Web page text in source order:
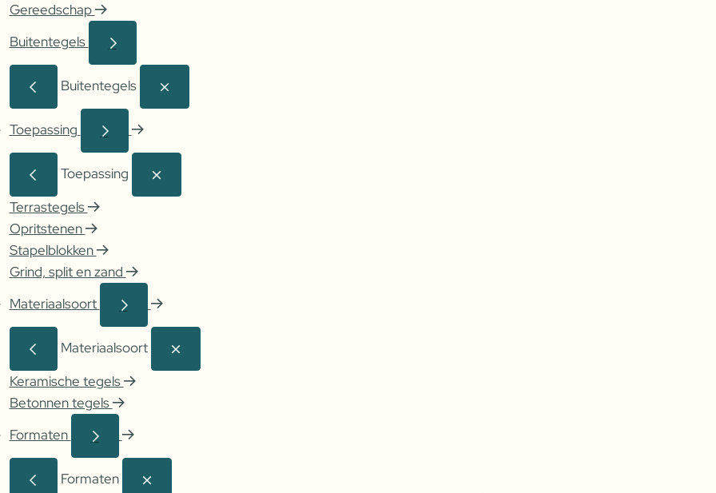
Gereedschap
Buitentegels
Buitentegels
Toepassing
Toepassing
Terrastegels
Opritstenen
Stapelblokken
Grind, split en zand
Materiaalsoort
Materiaalsoort
Keramische tegels
Betonnen tegels
Formaten
Formaten